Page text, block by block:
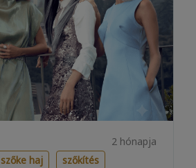
2 hónapja
szőke haj
szőkítés